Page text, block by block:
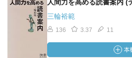
人間力を高める読書案内 (
三輪裕範
136 3.37 11